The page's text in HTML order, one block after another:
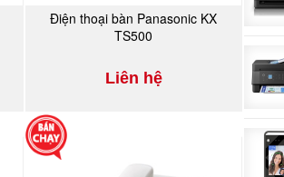
Điện thoại bàn Panasonic KX
TS500
Liên hệ
MUA NGAY